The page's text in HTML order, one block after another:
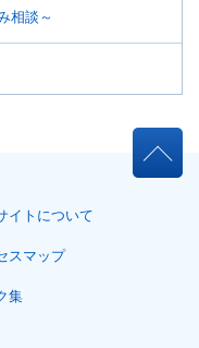
相談～
イトについて
スマップ
集